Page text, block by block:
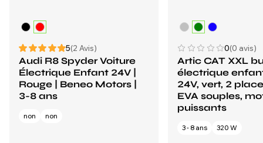
5(2 Avis)
Audi R8 Spyder Voiture
Électrique Enfant 24V |
Rouge | Beneo Motors |
3-8 ans
non non
0(0 avis)
Artic CAT XXL
électrique
24V, vert, 2
EVA souples,
puissants
3 - 8 ans 320 W